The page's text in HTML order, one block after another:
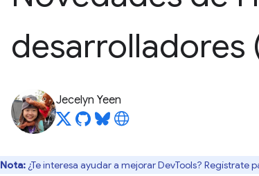
desarrolladores
Jecelyn Yeen
Nota: ¿Te interesa ayudar a mejorar DevTools? Regístrate